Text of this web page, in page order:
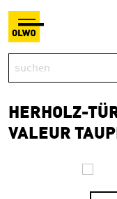
HERHOLZ-
VALEUR